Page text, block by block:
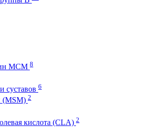
МСМ 8
суставов 6
(MSM) 2
кислота (CLA) 2